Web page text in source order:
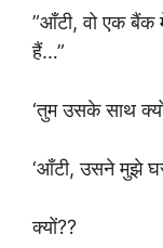
”आँटी, वो एक बैंक
हैं…”
‘तुम उसके साथ क्यों
‘आँटी, उसने मुझे
क्यों??